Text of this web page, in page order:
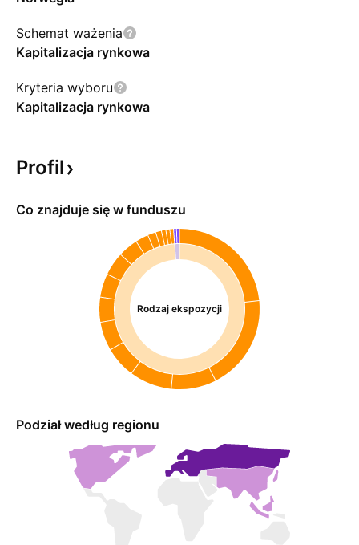
Schemat ważenia
Kapitalizacja rynkowa
Kryteria wyboru
Kapitalizacja rynkowa
Profil
Co znajduje się w funduszu
Rodzaj ekspozycji
Podział według regionu